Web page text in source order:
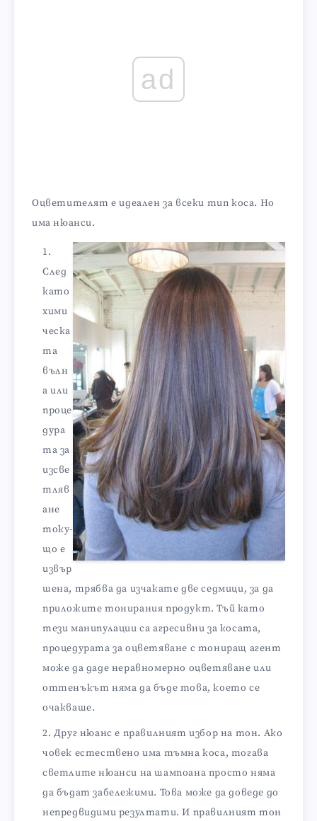
ad
Оцветителят е идеален за всеки тип коса. Но
има нюанси.
След
като
хими
ческа
та
вълн
а или
проце
дура
та за
изсве
тляв
ане
току-
що е
извър
шена, трябва да изчакате две седмици, за да
приложите тонирания продукт. Тъй като
тези манипулации са агресивни за косата,
процедурата за оцветяване с тониращ агент
може да даде неравномерно оцветяване или
оттенъкът няма да бъде това, което се
очакваше.
Друг нюанс е правилният избор на тон. Ако
човек естествено има тъмна коса, тогава
светлите нюанси на шампоана просто няма
да бъдат забележими. Това може да доведе до
непредвидими резултати. И правилният тон